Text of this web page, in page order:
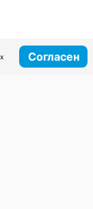
Согласен